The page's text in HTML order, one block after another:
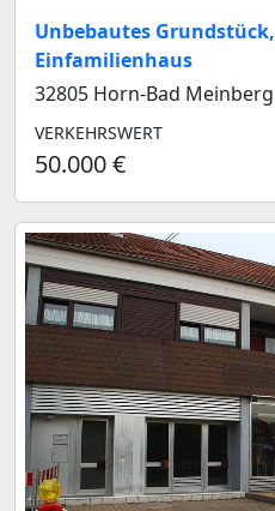
Unbebautes Grundstück,
Einfamilienhaus
32805 Horn-Bad Meinberg
VERKEHRSWERT
50.000 €